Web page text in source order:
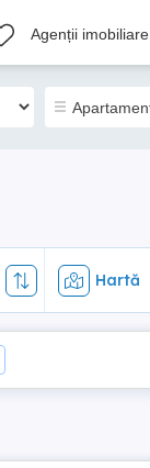
Agenții imobiliare
Hartă
Hartă